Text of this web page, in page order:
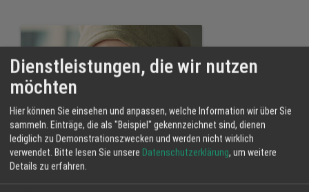
Dienstleistungen, die wir nutzen
möchten
Hier können Sie einsehen und anpassen, welche Information wir über Sie
sammeln. Einträge, die als "Beispiel" gekennzeichnet sind, dienen
lediglich zu Demonstrationszwecken und werden nicht wirklich
verwendet. Bitte lesen Sie unsere Datenschutzerklärung, um weitere
Details zu erfahren.